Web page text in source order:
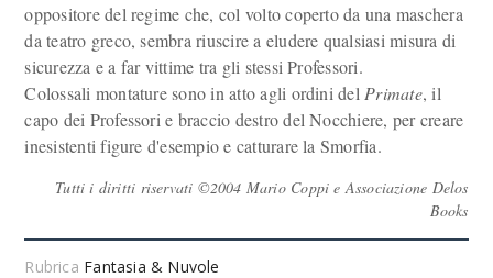
oppositore del regime che, col volto coperto da una maschera
da teatro greco, sembra riuscire a eludere qualsiasi misura di
sicurezza e a far vittime tra gli stessi Professori.
Colossali montature sono in atto agli ordini del Primate, il
capo dei Professori e braccio destro del Nocchiere, per creare
inesistenti figure d'esempio e catturare la Smorfia.
Tutti i diritti riservati ©2004 Mario Coppi e Associazione Delos
Books
Rubrica Fantasia & Nuvole